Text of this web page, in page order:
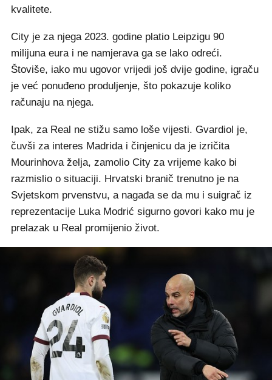
kvalitete.
City je za njega 2023. godine platio Leipzigu 90
milijuna eura i ne namjerava ga se lako odreći.
Štoviše, iako mu ugovor vrijedi još dvije godine, igraču
je već ponuđeno produljenje, što pokazuje koliko
računaju na njega.
Ipak, za Real ne stižu samo loše vijesti. Gvardiol je,
čuvši za interes Madrida i činjenicu da je izričita
Mourinhova želja, zamolio City za vrijeme kako bi
razmislio o situaciji. Hrvatski branič trenutno je na
Svjetskom prvenstvu, a nagađa se da mu i suigrač iz
reprezentacije Luka Modrić sigurno govori kako mu je
prelazak u Real promijenio život.